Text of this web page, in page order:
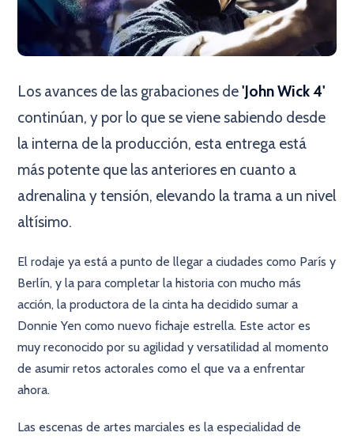
Los avances de las grabaciones de'John Wick 4'
continúan, y por lo que se viene sabiendo desde
la interna de la producción, esta entrega está
más potente que las anteriores en cuanto a
adrenalina y tensión, elevando la trama a un nivel
altísimo.
El rodaje ya está a punto de llegar a ciudades como París y
Berlín, y la para completar la historia con mucho más
acción, la productora de la cinta ha decidido sumar a
Donnie Yen como nuevo fichaje estrella. Este actor es
muy reconocido por su agilidad y versatilidad al momento
de asumir retos actorales como el que va a enfrentar
ahora.
Las escenas de artes marciales es la especialidad de